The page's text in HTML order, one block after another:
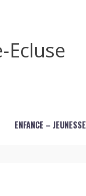
Ecluse
ENFANCE – JEUNESSE